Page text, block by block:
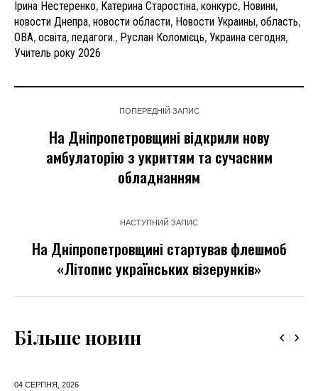
Ірина Нестеренко, Катерина Старостіна, конкурс, Новини,
новости Днепра, новости области, Новости Украины, область,
ОВА, освіта, педагоги., Руслан Коломієць, Украина сегодня,
Учитель року 2026
ПОПЕРЕДНІЙ ЗАПИС
На Дніпропетровщині відкрили нову
амбулаторію з укриттям та сучасним
обладнанням
НАСТУПНИЙ ЗАПИС
На Дніпропетровщині стартував флешмоб
«Літопис українських візерунків»
Більше новин
04 СЕРПНЯ, 2026